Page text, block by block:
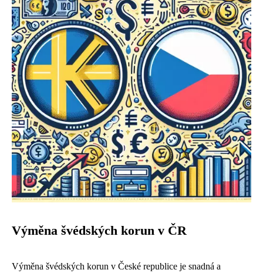
Výměna švédských korun v ČR
Výměna švédských korun v České republice je snadná a